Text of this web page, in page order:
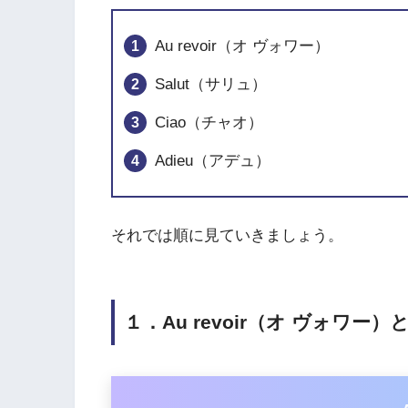
Au revoir（オ ヴォワー）
Salut（サリュ）
Ciao（チャオ）
Adieu（アデュ）
それでは順に見ていきましょう。
１．Au revoir（オ ヴォワー）